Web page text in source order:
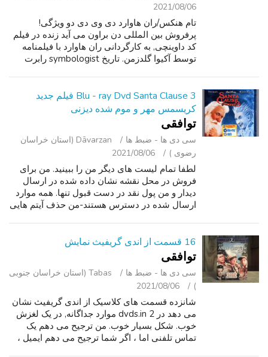
2021/08/06
تام هنکس/ران هاوارد دی وی دی دو ویژگی!
پرفروش بین المللی دن براون می آید زنده در فیلم
کد داوینچی, به کارگردانی ران هاوارد با فیلمنامه
توسط آکیوا گلدزمن. تاریخ symbologist رابرت
Blu - ray Dvd Santa Clause 3 فیلم جدید
کریسمس مهر و موم شده دیزنی
توافقی
سی ‌دی ‌ها - ضبط‌ ها
Dāvarzan (استان خراسان
رضوی )
2021/08/06
لطفا تمام لیست های دیگر من را ببینید. من برای
فروش در محل نقشه نشان داده شده در ارسال
دیدار و من پول نقد در دست قبول تنها. همه موارد
ارسال شده در دسترس هستند-من حذف آیتم هایی
16 قسمت از اندی گریفیث نمایش
توافقی
سی ‌دی ‌ها - ضبط‌ ها
Tabas (استان خراسان جنوبی
)
2021/08/06
شانزده قسمت های کلاسیک از اندی گریفیث نشان
می دهد در 2 dvds.in موارد جداگانه, در یک لغزش
خوب. شکل بسیار خوب. من ترجیح می دهم یک
تماس تلفنی اما ، اگر شما ترجیح می دهم ایمیل ،